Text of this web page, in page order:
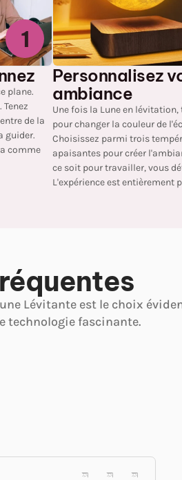
1
plane.
de la
guider.
comme
Personnalisez
ambiance
Une fois la Lune en lévitation,
pour changer la couleur de
Choisissez parmi trois
apaisantes pour créer
ce soit pour travailler, vous
L'expérience est entièrement
Lévitante est le choix
technologie fascinante.